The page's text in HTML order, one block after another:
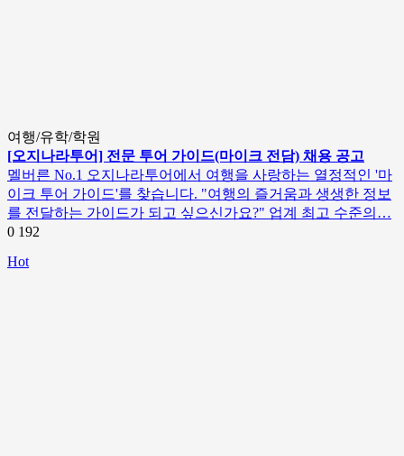
여행/유학/학원
[오지나라투어] 전문 투어 가이드(마이크 전담) 채용 공고
멜버른 No.1 오지나라투어에서 여행을 사랑하는 열정적인 '마
이크 투어 가이드'를 찾습니다. "여행의 즐거움과 생생한 정보
를 전달하는 가이드가 되고 싶으신가요?" 업계 최고 수준의…
0 192
Hot